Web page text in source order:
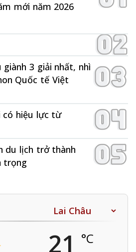
mới năm 2026
giành 3 giải nhất, nhì
Quốc tế Việt
có hiệu lực từ
du lịch trở thành
trọng
21 °C